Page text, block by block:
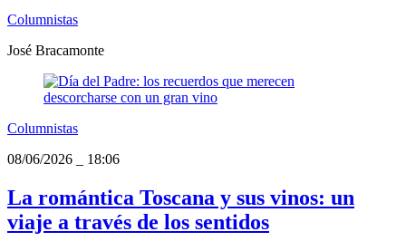
Columnistas
José Bracamonte
Columnistas
08/06/2026
18:06
La romántica Toscana y sus vinos: un
viaje a través de los sentidos